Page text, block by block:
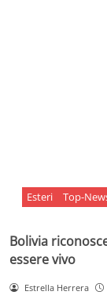
Esteri Top-
Bolivia
essere vivo
Estrella Herrera